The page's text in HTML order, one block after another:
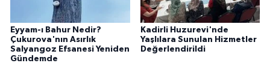
Eyyam-ı Bahur Nedir?
Çukurova'nın Asırlık
Salyangoz Efsanesi Yeniden
Gündemde
Kadirli Huzurevi'nde
Yaşlılara Sunulan Hizmetler
Değerlendirildi